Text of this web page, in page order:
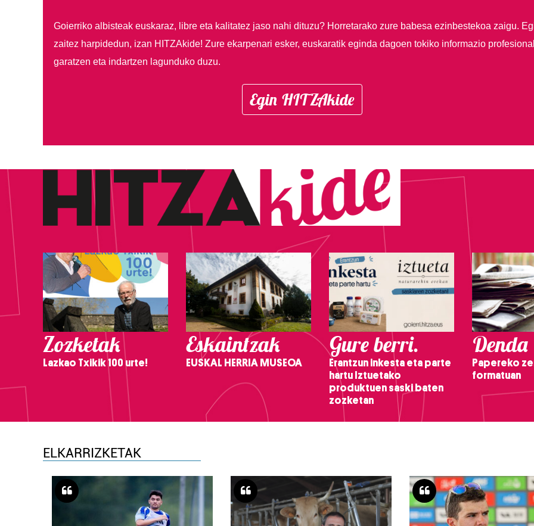
Goierriko albisteak euskaraz, libre eta kalitatez jaso nahi dituzu? Horretarako zure babesa ezinbestekoa zaigu.
zaitez harpidedun, izan HITZAkide! Zure ekarpenari esker, euskaratik eginda dagoen tokiko informazio
garatzen eta indartzen lagunduko duzu.
Egin HITZAkide
Zozketak
Lazkao Txikik 100 urte!
Eskaintzak
EUSKAL HERRIA MUSEOA
Gure berri.
Erantzun inkesta eta parte
hartu Iztuetako
produktuen saski baten
zozketan
Denda
Papereko
formatuan
ELKARRIZKETAK